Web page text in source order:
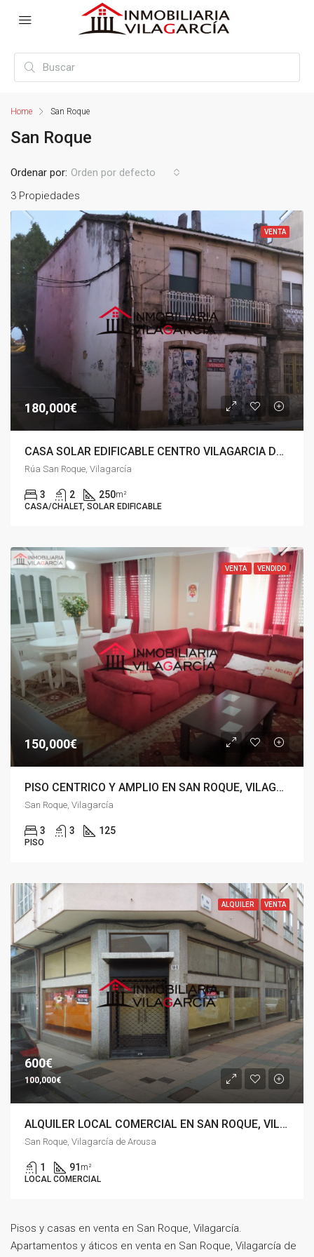
Home San Roque
San Roque
3 Propiedades
Ordenar por: Orden por defecto
VENTA
180,000€
CASA SOLAR EDIFICABLE CENTRO VILAGARCIA DE AROUSA
Rúa San Roque, Vilagarcía
3 2 250m²
CASA/CHALET, SOLAR EDIFICABLE
VENTA VENDIDO
150,000€
PISO CENTRICO Y AMPLIO EN SAN ROQUE, VILAGARCIA DE AROUSA
San Roque, Vilagarcía
3 3 125
PISO
ALQUILER VENTA
600€
100,000€
ALQUILER LOCAL COMERCIAL EN SAN ROQUE, VILAGARCIA
San Roque, Vilagarcía de Arousa
1 91 m²
LOCAL COMERCIAL
Pisos y casas en venta en San Roque, Vilagarcía.
Apartamentos y áticos en venta en San Roque, Vilagarcía de